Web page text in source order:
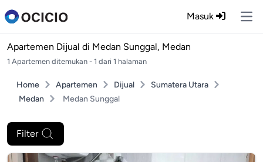
Masuk
Apartemen Dijual di Medan Sunggal, Medan
1 Apartemen ditemukan - 1 dari 1 halaman
Home Apartemen Dijual
Sumatera Utara
Medan
Medan Sunggal
Filter